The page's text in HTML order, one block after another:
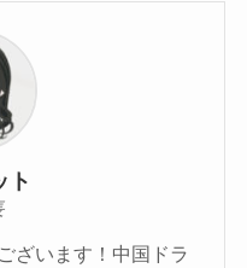
ト
ざいます！中国ドラ